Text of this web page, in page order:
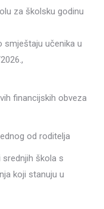
za školsku godinu
smještaju učenika u
financijskih obveza
od roditelja
škola s
koji stanuju u